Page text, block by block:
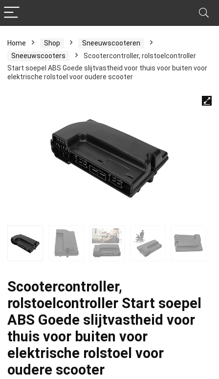
Home Shop
Sneeuwscooteren
Sneeuwscooters
Scootercontroller, rolstoelcontroller
Start soepel ABS Goede slijtvastheid voor thuis voor buiten voor
elektrische rolstoel voor oudere scooter
Scootercontroller,
rolstoelcontroller Start soepel
ABS Goede slijtvastheid voor
thuis voor buiten voor
elektrische rolstoel voor
oudere scooter